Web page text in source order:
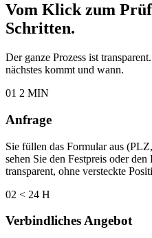
Vom Klick zum
Schritten.
Der ganze Prozess ist
nächstes kommt und wann.
01 2 MIN
Anfrage
Sie füllen das Formular aus
sehen Sie den Festpreis oder
transparent, ohne versteckte
02 < 24 H
Verbindliches Angebot